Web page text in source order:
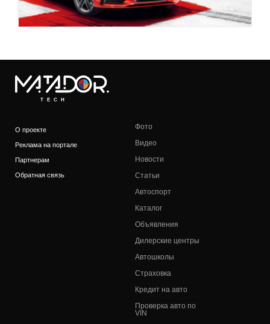
TECH
О проекте
Реклама на портале
Партнерам
Обратная связь
Фото
Видео
Новости
Статьи
Автоспорт
Каталог
Объявления
Дилерские центры
Автошколы
Страховка
Кредит на авто
Проверка авто по
VIN